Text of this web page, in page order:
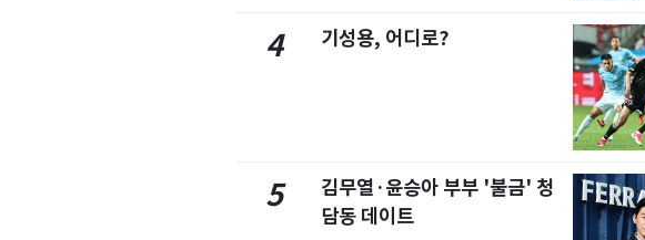
4 기성용, 어디로?
5
김무열·윤승아 부부 '불금' 청
담동 데이트